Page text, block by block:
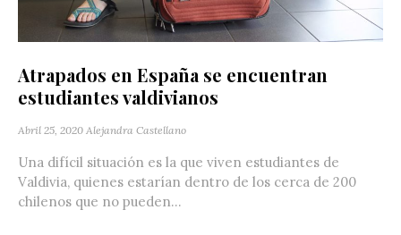
Atrapados en España se encuentran
estudiantes valdivianos
Abril 25, 2020 Alejandra Castellano
Una difícil situación es la que viven estudiantes de
Valdivia, quienes estarían dentro de los cerca de 200
chilenos que no pueden...